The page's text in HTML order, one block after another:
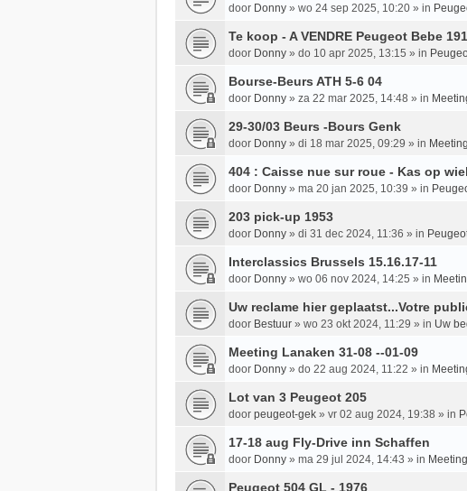
door Donny » wo 24 sep 2025, 10:20 » in
Te koop - A VENDRE Peugeot Bebe
door Donny » do 10 apr 2025, 13:15 » in
Bourse-Beurs ATH 5-6 04
door Donny » za 22 mar 2025, 14:48 » in
29-30/03 Beurs -Bours Genk
door Donny » di 18 mar 2025, 09:29 » in
404 : Caisse nue sur roue - Kas op
door Donny » ma 20 jan 2025, 10:39 » in
203 pick-up 1953
door Donny » di 31 dec 2024, 11:36 » in
Interclassics Brussels 15.16.17-11
door Donny » wo 06 nov 2024, 14:25 » in
Uw reclame hier geplaatst...Votre
door Bestuur » wo 23 okt 2024, 11:29 » in Uw
Meeting Lanaken 31-08 --01-09
door Donny » do 22 aug 2024, 11:22 » in
Lot van 3 Peugeot 205
door peugeot-gek » vr 02 aug 2024, 19:38 » in
17-18 aug Fly-Drive inn Schaffen
door Donny » ma 29 jul 2024, 14:43 » in
Peugeot 504 GL - 1976